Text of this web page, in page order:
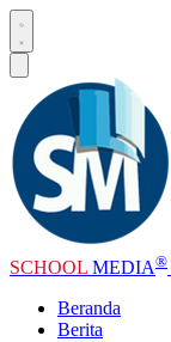
SCHOOL MEDIA®
Beranda
Berita